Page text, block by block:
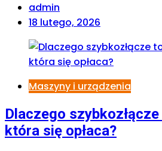
admin
18 lutego, 2026
Maszyny i urządzenia
Dlaczego
która się opłaca?